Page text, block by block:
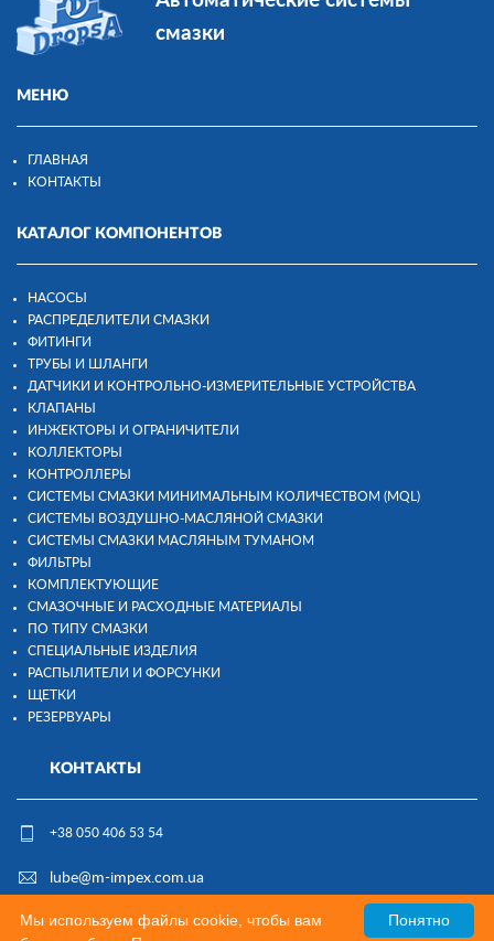
смазки
МЕНЮ
ГЛАВНАЯ
КОНТАКТЫ
КАТАЛОГ КОМПОНЕНТОВ
НАСОСЫ
РАСПРЕДЕЛИТЕЛИ СМАЗКИ
ФИТИНГИ
ТРУБЫ И ШЛАНГИ
ДАТЧИКИ И КОНТРОЛЬНО-ИЗМЕРИТЕЛЬНЫЕ УСТРОЙСТВА
КЛАПАНЫ
ИНЖЕКТОРЫ И ОГРАНИЧИТЕЛИ
КОЛЛЕКТОРЫ
КОНТРОЛЛЕРЫ
СИСТЕМЫ СМАЗКИ МИНИМАЛЬНЫМ КОЛИЧЕСТВОМ (MQL)
СИСТЕМЫ ВОЗДУШНО-МАСЛЯНОЙ СМАЗКИ
СИСТЕМЫ СМАЗКИ МАСЛЯНЫМ ТУМАНОМ
ФИЛЬТРЫ
КОМПЛЕКТУЮЩИЕ
СМАЗОЧНЫЕ И РАСХОДНЫЕ МАТЕРИАЛЫ
ПО ТИПУ СМАЗКИ
СПЕЦИАЛЬНЫЕ ИЗДЕЛИЯ
РАСПЫЛИТЕЛИ И ФОРСУНКИ
ЩЕТКИ
РЕЗЕРВУАРЫ
КОНТАКТЫ
+38 050 406 53 54
lube@m-impex.com.ua
Разработка и поддержка: Понятно
Мы используем файлы cookie, чтобы вам